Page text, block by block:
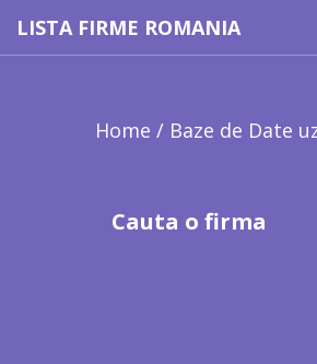
LISTA FIRME ROMANIA
Home / Baze de Date
Cauta o firma